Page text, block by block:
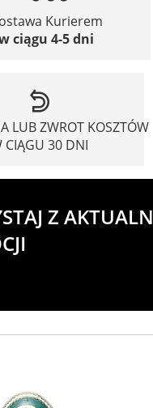
Kurierem
ciągu 4-5 dni
LUB ZWROT KOSZTÓW
CIĄGU 30 DNI
Z